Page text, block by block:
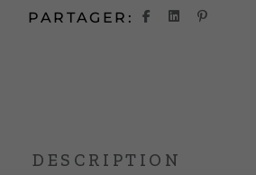
PARTAGER:
DESCRIPTION